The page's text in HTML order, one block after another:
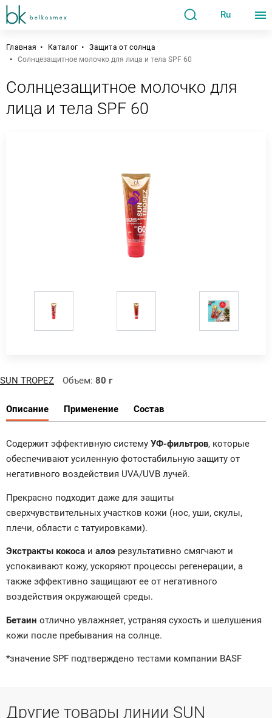
Ru
Главная Каталог
Защита от солнца
Солнцезащитное молочко для лица и тела SPF 60
Солнцезащитное молочко для
лица и тела SPF 60
SUN TROPEZ Объем: 80 г
Описание Применение Состав
Содержит эффективную систему УФ-фильтров, которые
обеспечивают усиленную фотостабильную защиту от
негативного воздействия UVA/UVB лучей.
Прекрасно подходит даже для защиты
сверхчувствительных участков кожи (нос, уши, скулы,
плечи, области с татуировками).
Экстракты кокоса и алоэ результативно смягчают и
успокаивают кожу, ускоряют процессы регенерации, а
также эффективно защищают ее от негативного
воздействия окружающей среды.
Бетаин отлично увлажняет, устраняя сухость и шелушения
кожи после пребывания на солнце.
*значение SPF подтверждено тестами компании BASF
Другие товары линии SUN